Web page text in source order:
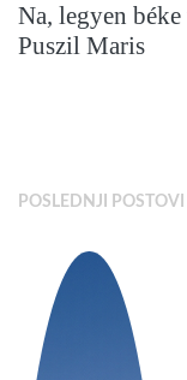
Na, legyen
Puszil Maris
POSLEDNJI POSTOVI